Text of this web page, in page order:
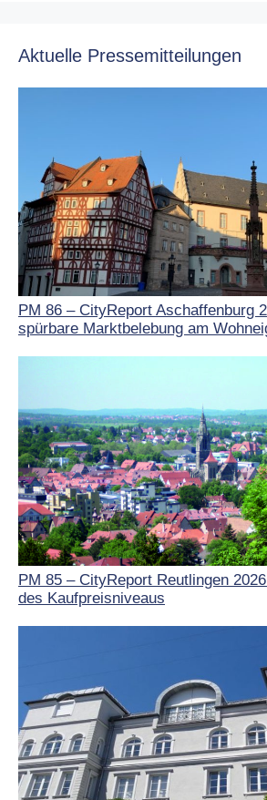
Aktuelle Pressemitteilungen
PM 86 – CityReport Aschaffenburg
spürbare Marktbelebung am
PM 85 – CityReport Reutlingen
des Kaufpreisniveaus